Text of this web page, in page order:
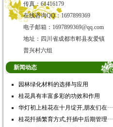
传真：61416179
在线咨询QQ：1697899369
电子邮箱：1697899369@qq.com
地址：四川省成都市郫县友爱镇
普兴村六组
新闻动态
园林绿化材料的选择与应用
桂花具有丰富多彩的功效和作用
华灯初上桂花在十月绽开,朋友们在···
桂花扦插繁育方式,扦插中后期管理···